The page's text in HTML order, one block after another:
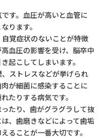
す。血圧が高いと血管に
ります。
覚症状のないことが特徴
血圧の影響を受け、脳卒中
起こしてしまいます。
ストレスなどが挙げられ
が細菌に感染することに
たりする病気です。
たり、歯がグラグラして抜
、歯磨きなどによって歯垢
ることが一番大切です。